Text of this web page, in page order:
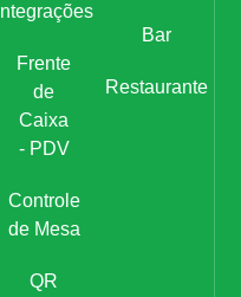
Integrações
Frente
de
Caixa
- PDV
Controle
de Mesa
QR
Bar
Restaurante